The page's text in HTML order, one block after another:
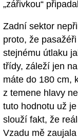
„zářivkou“
Zadní sektor
proto, že
stejnému útlaku
třídy, záleží jen
máte do 180 cm,
z temene hlavy
tuto hodnotu už
slouží fakt, že
Vzadu mě